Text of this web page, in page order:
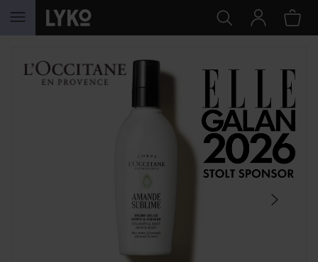
HOPPA TILL INNEHÅLLET
HOPPA ÖVER SEKTIONEN